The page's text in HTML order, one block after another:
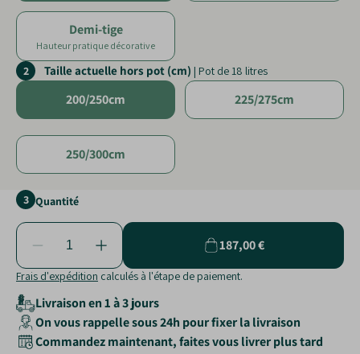
Demi-tige
Hauteur pratique décorative
2 Taille actuelle hors pot (cm) | Pot de 18 litres
200/250cm 225/275cm
250/300cm
3 Quantité
187,00 €
Frais d'expédition calculés à l'étape de paiement.
Livraison en 1 à 3 jours
On vous rappelle sous 24h pour fixer la livraison
Commandez maintenant, faites vous livrer plus tard